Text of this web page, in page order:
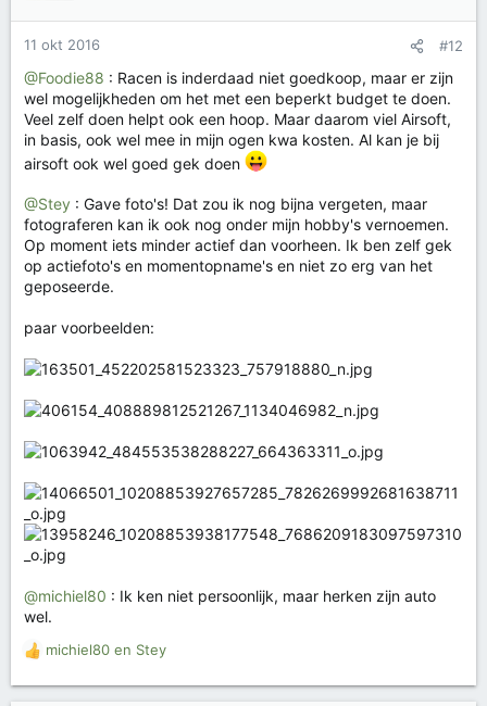
11 okt 2016 #12
@Foodie88 : Racen is inderdaad niet goedkoop, maar er zijn
wel mogelijkheden om het met een beperkt budget te doen.
Veel zelf doen helpt ook een hoop. Maar daarom viel Airsoft,
in basis, ook wel mee in mijn ogen kwa kosten. Al kan je bij
airsoft ook wel goed gek doen
@Stey : Gave foto's! Dat zou ik nog bijna vergeten, maar
fotograferen kan ik ook nog onder mijn hobby's vernoemen.
Op moment iets minder actief dan voorheen. Ik ben zelf gek
op actiefoto's en momentopname's en niet zo erg van het
geposeerde.
paar voorbeelden:
@michiel80 : Ik ken niet persoonlijk, maar herken zijn auto
wel.
W
michiel80 en Stey